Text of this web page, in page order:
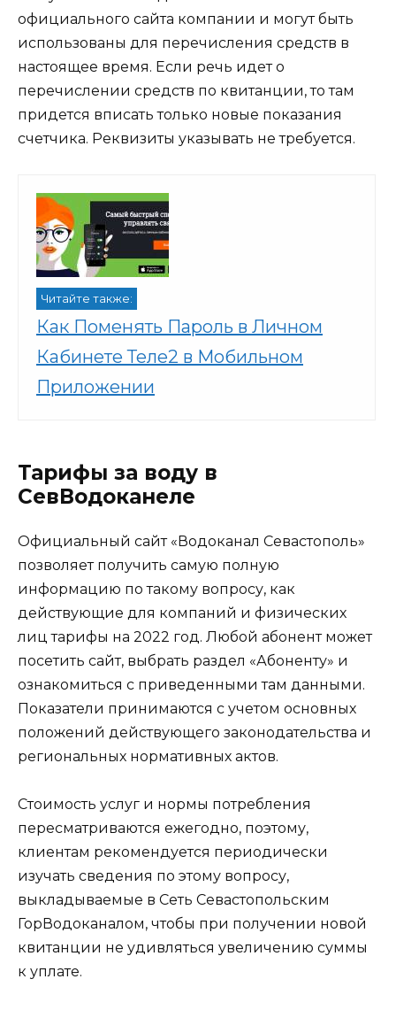
официального сайта компании и могут быть
использованы для перечисления средств в
настоящее время. Если речь идет о
перечислении средств по квитанции, то там
придется вписать только новые показания
счетчика. Реквизиты указывать не требуется.
Читайте также:
Как Поменять Пароль в Личном
Кабинете Теле2 в Мобильном
Приложении
Тарифы за воду в
СевВодоканеле
Официальный сайт «Водоканал Севастополь»
позволяет получить самую полную
информацию по такому вопросу, как
действующие для компаний и физических
лиц тарифы на 2022 год. Любой абонент может
посетить сайт, выбрать раздел «Абоненту» и
ознакомиться с приведенными там данными.
Показатели принимаются с учетом основных
положений действующего законодательства и
региональных нормативных актов.
Стоимость услуг и нормы потребления
пересматриваются ежегодно, поэтому,
клиентам рекомендуется периодически
изучать сведения по этому вопросу,
выкладываемые в Сеть Севастопольским
ГорВодоканалом, чтобы при получении новой
квитанции не удивляться увеличению суммы
к уплате.